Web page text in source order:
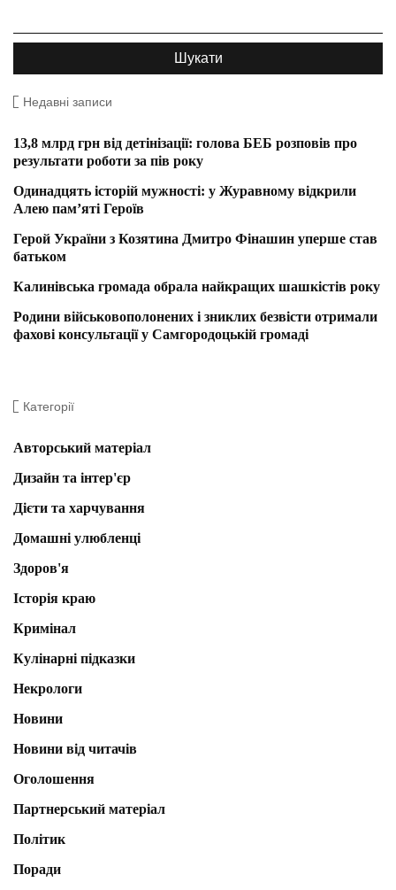
Недавні записи
13,8 млрд грн від детінізації: голова БЕБ розповів про
результати роботи за пів року
Одинадцять історій мужності: у Журавному відкрили
Алею пам’яті Героїв
Герой України з Козятина Дмитро Фінашин уперше став
батьком
Калинівська громада обрала найкращих шашкістів року
Родини військовополонених і зниклих безвісти отримали
фахові консультації у Самгородоцькій громаді
Категорії
Авторський матеріал
Дизайн та інтер'єр
Дієти та харчування
Домашні улюбленці
Здоров'я
Історія краю
Кримінал
Кулінарні підказки
Некрологи
Новини
Новини від читачів
Оголошення
Партнерський матеріал
Політик
Поради